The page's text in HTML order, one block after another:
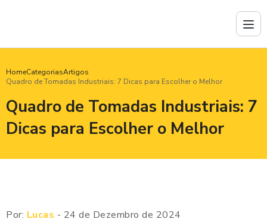
HomeCategoriasArtigos
Quadro de Tomadas Industriais: 7 Dicas para Escolher o Melhor
Quadro de Tomadas Industriais: 7
Dicas para Escolher o Melhor
Por: Lucas - 24 de Dezembro de 2024